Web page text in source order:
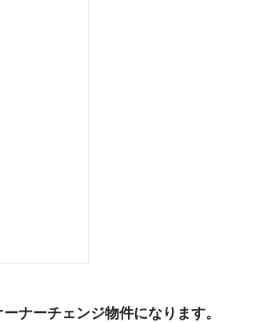
ナーチェンジ物件になります。